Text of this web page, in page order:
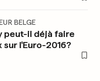
BELGE
peut-il déjà faire
sur l'Euro-2016?